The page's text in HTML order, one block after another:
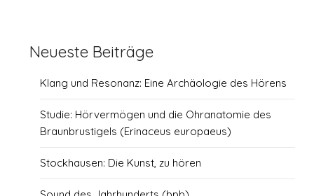
Neueste Beiträge
Klang und Resonanz: Eine Archäologie des Hörens
Studie: Hörvermögen und die Ohranatomie des
Braunbrustigels (Erinaceus europaeus)
Stockhausen: Die Kunst, zu hören